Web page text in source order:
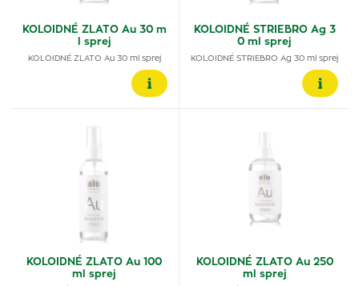
KOLOIDNÉ ZLATO Au 30 m
l sprej
KOLOIDNÉ ZLATO Au 30 ml sprej
KOLOIDNÉ STRIEBRO Ag 3
0 ml sprej
KOLOIDNÉ STRIEBRO Ag 30 ml sprej
KOLOIDNÉ ZLATO Au 100
ml sprej
KOLOIDNÉ ZLATO Au 250
ml sprej